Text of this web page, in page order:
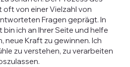
von einer Vielzahl von
Fragen geprägt. In
ich an Ihrer Seite und helfe
neue Kraft zu gewinnen. Ich
zu verstehen, zu verarbeiten